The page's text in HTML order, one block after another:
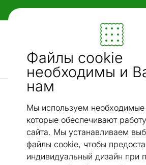
Файлы cookie
необходимы и
нам
Мы используем
которые обеспечивают
сайта. Мы устанавливаем
файлы cookie, чтобы
индивидуальный дизайн при
Гибкие и удобные
Мебель и убранство - ON24
Ищи...
садовые сетки